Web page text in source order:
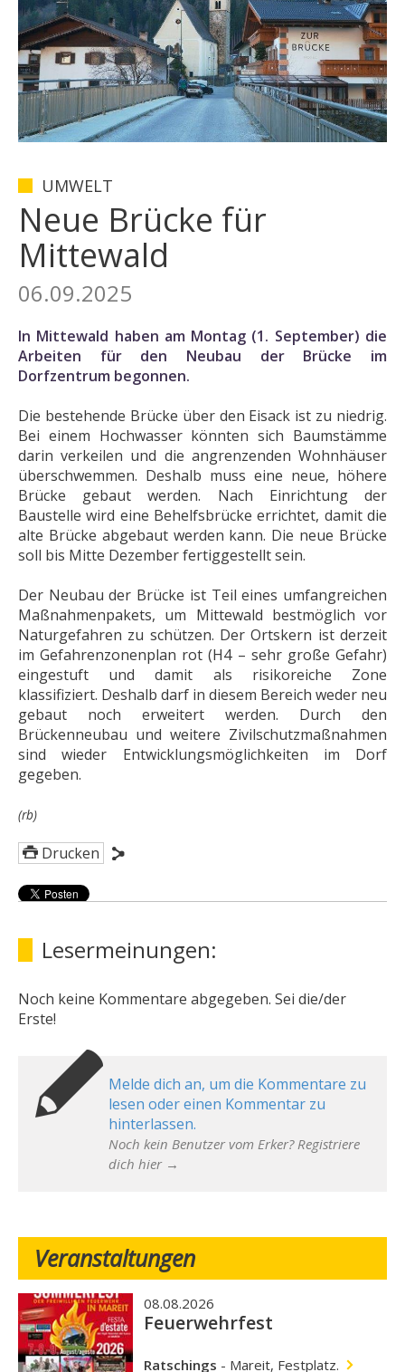
UMWELT
Neue Brücke für
Mittewald
06.09.2025
In Mittewald haben am Montag (1. September) die
Arbeiten für den Neubau der Brücke im
Dorfzentrum begonnen.
Die bestehende Brücke über den Eisack ist zu niedrig.
Bei einem Hochwasser könnten sich Baumstämme
darin verkeilen und die angrenzenden Wohnhäuser
überschwemmen. Deshalb muss eine neue, höhere
Brücke gebaut werden. Nach Einrichtung der
Baustelle wird eine Behelfsbrücke errichtet, damit die
alte Brücke abgebaut werden kann. Die neue Brücke
soll bis Mitte Dezember fertiggestellt sein.
Der Neubau der Brücke ist Teil eines umfangreichen
Maßnahmenpakets, um Mittewald bestmöglich vor
Naturgefahren zu schützen. Der Ortskern ist derzeit
im Gefahrenzonenplan rot (H4 – sehr große Gefahr)
eingestuft und damit als risikoreiche Zone
klassifiziert. Deshalb darf in diesem Bereich weder neu
gebaut noch erweitert werden. Durch den
Brückenneubau und weitere Zivilschutzmaßnahmen
sind wieder Entwicklungsmöglichkeiten im Dorf
gegeben.
(rb)
Drucken
Lesermeinungen:
Noch keine Kommentare abgegeben. Sei die/der
Erste!
Melde dich an, um die Kommentare zu
lesen oder einen Kommentar zu
hinterlassen.
Noch kein Benutzer vom Erker? Registriere
dich hier →
Veranstaltungen
08.08.2026
Feuerwehrfest
Ratschings - Mareit, Festplatz.